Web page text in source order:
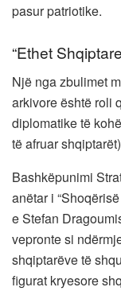
pasur patriotike.
“Ethet
Një nga zbulimet
arkivore është roli
diplomatike të
të afruar
Bashkëpunimi
anëtar i
e Stefan
vepronte si
shqiptarëve të
figurat kryesore